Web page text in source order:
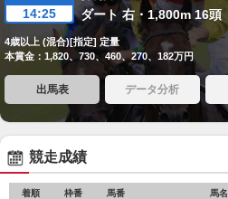
14:25 ダート 右・1,800m 16頭
4歳以上 (混合)[指定] 定量
本賞金：1,820、730、460、270、182万円
出馬表 データ分析
競走成績
着順 枠番 馬番 馬名